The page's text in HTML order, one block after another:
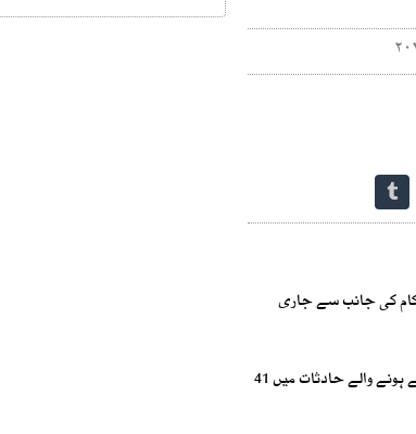
کی جانب سے جاری
اعداد و شمار کے مطابق سب سے زیادہ مہلک حادثات ٹریلرز سے پیش آئے، جن میں 74 افراد جاں بحق ہوئے، جبکہ واٹر ٹینکرز سے ہونے والے حادثات میں 41